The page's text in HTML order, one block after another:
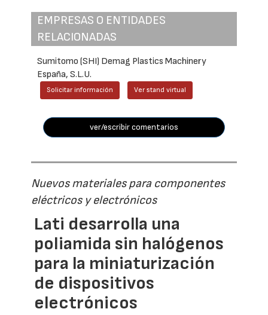
EMPRESAS O ENTIDADES
RELACIONADAS
Sumitomo (SHI) Demag Plastics Machinery
España, S.L.U.
Solicitar información Ver stand virtual
ver/escribir comentarios
Nuevos materiales para componentes
eléctricos y electrónicos
Lati desarrolla una
poliamida sin halógenos
para la miniaturización
de dispositivos
electrónicos